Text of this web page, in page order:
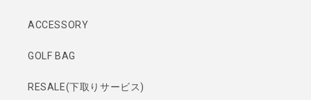
ACCESSORY
GOLF BAG
RESALE(下取りサービス)